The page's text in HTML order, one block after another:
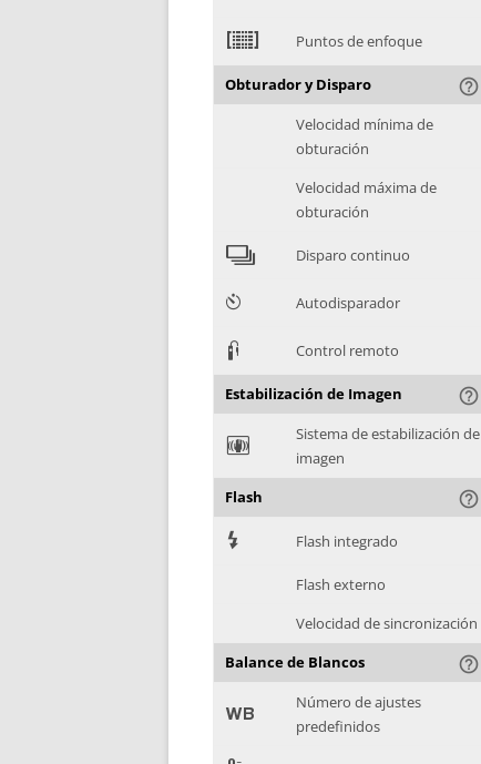
2 Puntos de enfoque
Obturador y Disparo help_outline
Velocidad mínima de
obturación
Velocidad máxima de
obturación
4 Disparo continuo
6 Autodisparador
3 Control remoto
Estabilización de Imagen help_outline
F
Sistema de estabilización de
imagen
Flash help_outline
7 Flash integrado
Flash externo
Velocidad de sincronización
Balance de Blancos
help_outline
9
Número de ajustes
predefinidos